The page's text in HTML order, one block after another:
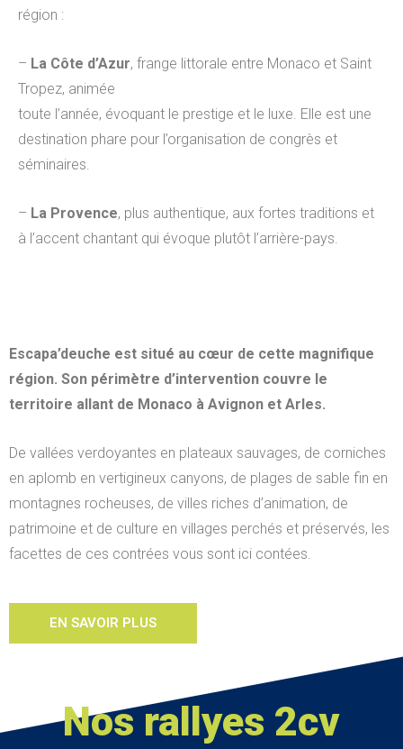
région :
– La Côte d’Azur, frange littorale entre Monaco et Saint
Tropez, animée
toute l’année, évoquant le prestige et le luxe. Elle est une
destination phare pour l’organisation de congrès et
séminaires.
– La Provence, plus authentique, aux fortes traditions et
à l’accent chantant qui évoque plutôt l’arrière-pays.
Escapa’deuche est situé au cœur de cette magnifique
région. Son périmètre d’intervention couvre le
territoire allant de Monaco à Avignon et Arles.
De vallées verdoyantes en plateaux sauvages, de corniches
en aplomb en vertigineux canyons, de plages de sable fin en
montagnes rocheuses, de villes riches d’animation, de
patrimoine et de culture en villages perchés et préservés, les
facettes de ces contrées vous sont ici contées.
EN SAVOIR PLUS
Nos rallyes 2cv